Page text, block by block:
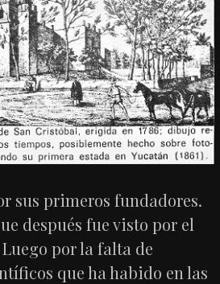
sus primeros fundadores.
después fue visto por el
por la falta de
que ha habido en las